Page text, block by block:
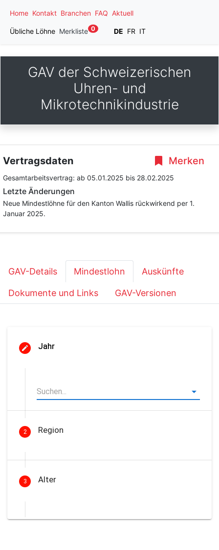
Home Kontakt Branchen FAQ Aktuell
Übliche Löhne Merkliste 0 DE FR IT
GAV der Schweizerischen
Uhren- und
Mikrotechnikindustrie
Merken
Vertragsdaten
Gesamtarbeitsvertrag: ab 05.01.2025 bis 28.02.2025
Letzte Änderungen
Neue Mindestlöhne für den Kanton Wallis rückwirkend per 1.
Januar 2025.
GAV-Details Mindestlohn Auskünfte
Dokumente und Links GAV-Versionen
Jahr
2 Region
3 Alter